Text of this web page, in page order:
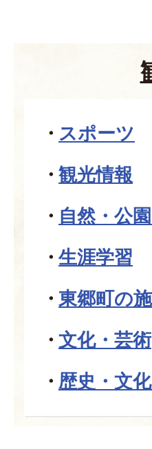
スポーツ
観光情報
自然・公
生涯学習
東郷町の
文化・芸術
歴史・文